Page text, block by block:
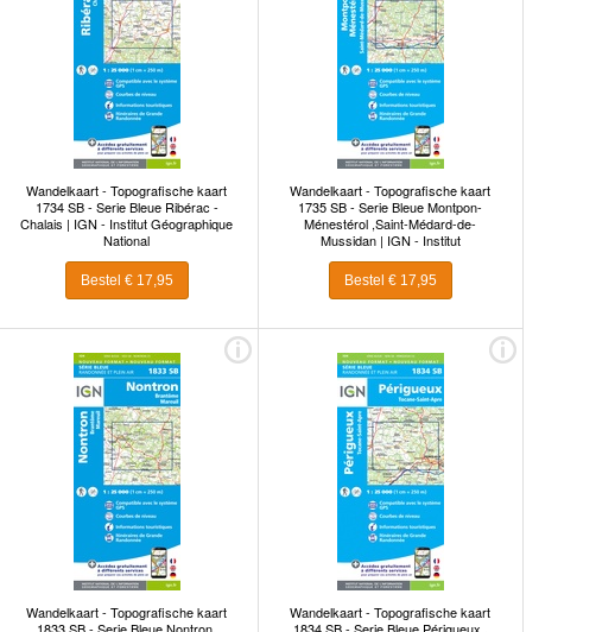
Wandelkaart - Topografische kaart
1734 SB - Serie Bleue Ribérac -
Chalais | IGN - Institut Géographique
National
Bestel € 17,95
Wandelkaart - Topografische kaart
1735 SB - Serie Bleue Montpon-
Ménestérol ,Saint-Médard-de-
Mussidan | IGN - Institut
Bestel € 17,95
Wandelkaart - Topografische kaart
1833 SB - Serie Bleue Nontron,
Wandelkaart - Topografische kaart
1834 SB - Serie Bleue Périgueux ,